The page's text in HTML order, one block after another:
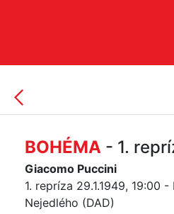
BOHÉMA - 1.
Giacomo Puccini
1. repríza 29.1.1949, 19:00
Nejedlého (DAD)